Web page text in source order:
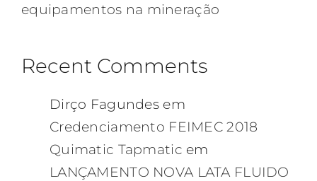
equipamentos na mineração
Recent Comments
Dirço Fagundes em
Credenciamento FEIMEC 2018
Quimatic Tapmatic em
LANÇAMENTO NOVA LATA FLUIDO